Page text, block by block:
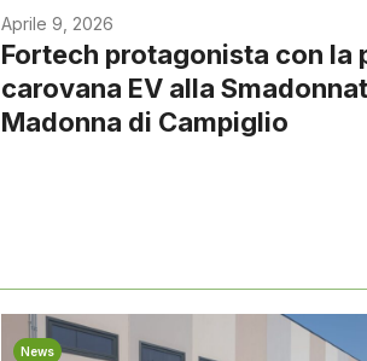
Aprile 9, 2026
Fortech protagonista con la
carovana EV alla
Madonna di Campiglio
News